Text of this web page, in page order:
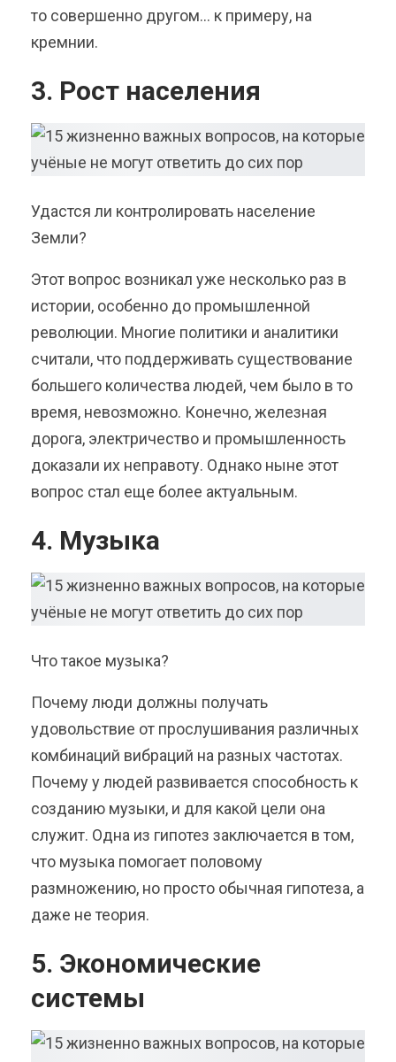
то совершенно другом… к примеру, на
кремнии.
3. Рост населения
Удастся ли контролировать население
Земли?
Этот вопрос возникал уже несколько раз в
истории, особенно до промышленной
революции. Многие политики и аналитики
считали, что поддерживать существование
большего количества людей, чем было в то
время, невозможно. Конечно, железная
дорога, электричество и промышленность
доказали их неправоту. Однако ныне этот
вопрос стал еще более актуальным.
4. Музыка
Что такое музыка?
Почему люди должны получать
удовольствие от прослушивания различных
комбинаций вибраций на разных частотах.
Почему у людей развивается способность к
созданию музыки, и для какой цели она
служит. Одна из гипотез заключается в том,
что музыка помогает половому
размножению, но просто обычная гипотеза, а
даже не теория.
5. Экономические
системы